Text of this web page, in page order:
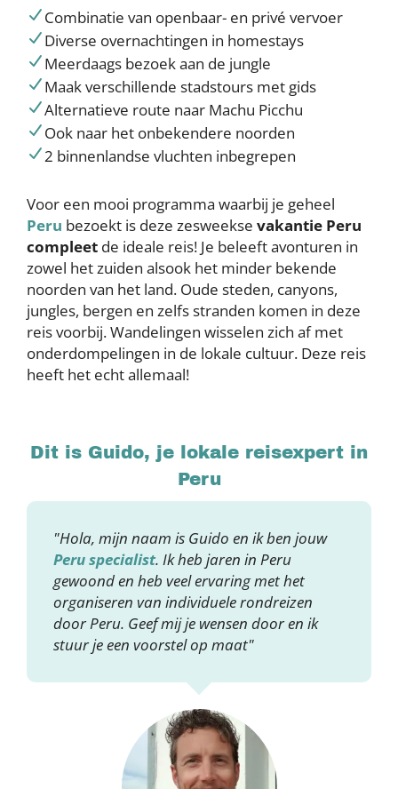
Combinatie van openbaar- en privé vervoer
Diverse overnachtingen in homestays
Meerdaags bezoek aan de jungle
Maak verschillende stadstours met gids
Alternatieve route naar Machu Picchu
Ook naar het onbekendere noorden
2 binnenlandse vluchten inbegrepen
Voor een mooi programma waarbij je geheel
Peru bezoekt is deze zesweekse vakantie Peru
compleet de ideale reis! Je beleeft avonturen in
zowel het zuiden alsook het minder bekende
noorden van het land. Oude steden, canyons,
jungles, bergen en zelfs stranden komen in deze
reis voorbij. Wandelingen wisselen zich af met
onderdompelingen in de lokale cultuur. Deze reis
heeft het echt allemaal!
Dit is Guido, je lokale reisexpert in
Peru
"Hola, mijn naam is Guido en ik ben jouw
Peru specialist. Ik heb jaren in Peru
gewoond en heb veel ervaring met het
organiseren van individuele rondreizen
door Peru. Geef mij je wensen door en ik
stuur je een voorstel op maat"